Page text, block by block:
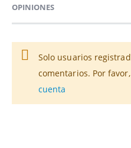
OPINIONES
Solo usuarios
comentarios. Por favor,
cuenta